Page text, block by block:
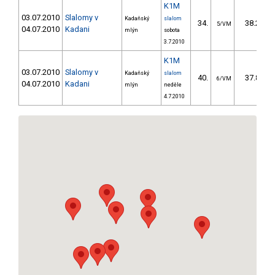
03.07.2010
04.07.2010
Slalomy v
Kadani
Kadaňský
mlýn
K1M
slalom
sobota
3.7.2010
34. 5/VM 38.20
03.07.2010
04.07.2010
Slalomy v
Kadani
Kadaňský
mlýn
K1M
slalom
neděle
4.7.2010
40. 6/VM 37.80